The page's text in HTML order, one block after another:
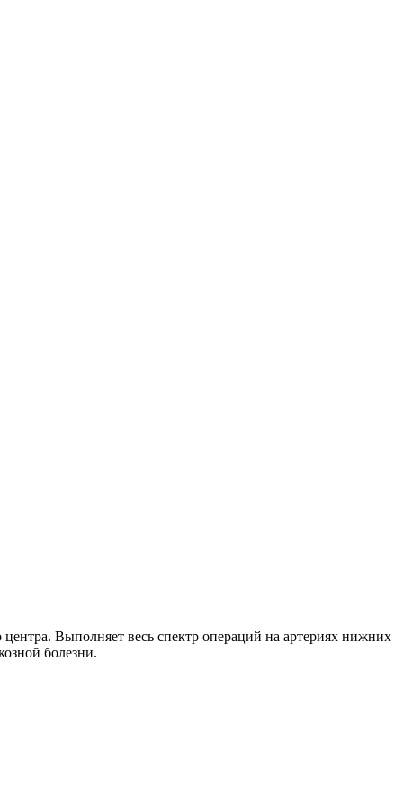
Выполняет весь спектр операций на артериях нижних
болезни.